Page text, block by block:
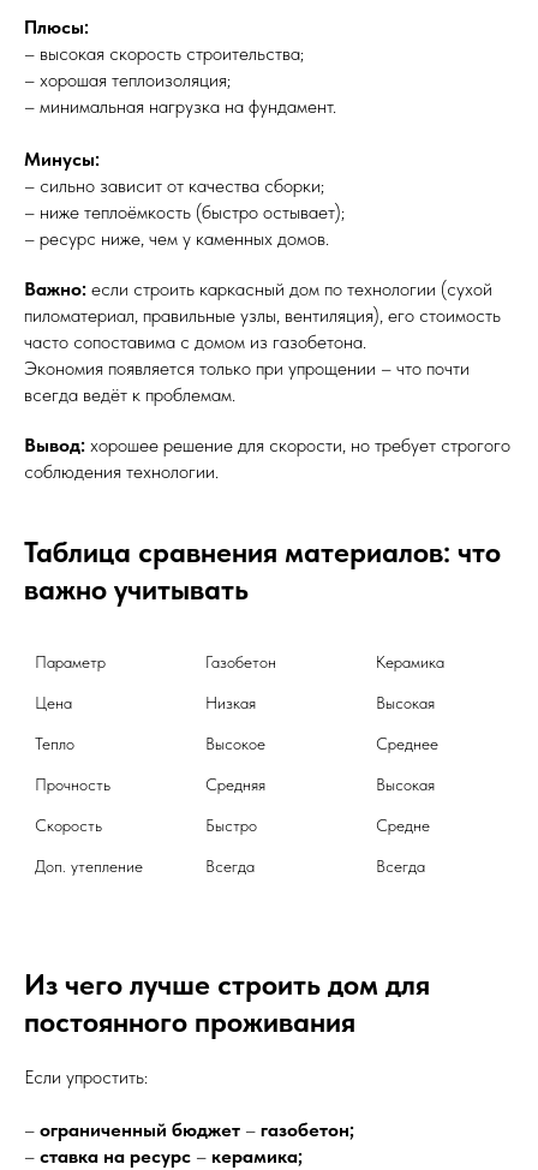
Плюсы:
– высокая скорость строительства;
– хорошая теплоизоляция;
– минимальная нагрузка на фундамент.
Минусы:
– сильно зависит от качества сборки;
– ниже теплоёмкость (быстро остывает);
– ресурс ниже, чем у каменных домов.
Важно: если строить каркасный дом по технологии (сухой
пиломатериал, правильные узлы, вентиляция), его стоимость
часто сопоставима с домом из газобетона.
Экономия появляется только при упрощении – что почти
всегда ведёт к проблемам.
Вывод: хорошее решение для скорости, но требует строгого
соблюдения технологии.
Таблица сравнения материалов: что
важно учитывать
Цена Низкая Высокая
Тепло Высокое Среднее
Прочность Средняя Высокая
Скорость Быстро Средне
Доп. утепление Всегда Всегда
Из чего лучше строить дом для
постоянного проживания
Если упростить:
– ограниченный бюджет – газобетон;
– ставка на ресурс – керамика;